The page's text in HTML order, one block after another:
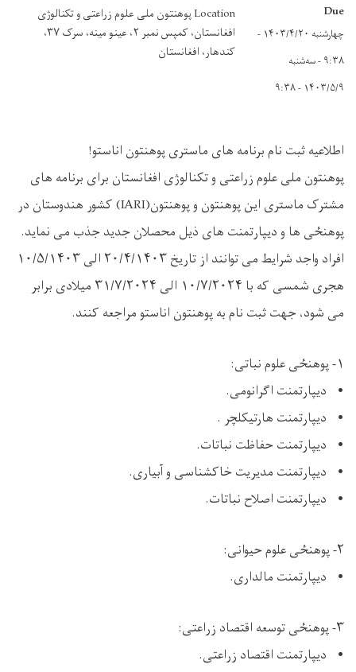
Due
چهارشنبه ۱۴۰۳/۴/۲۰ -
۹:۳۸-سه‌شنبه
۱۴۰۳/۵/۹ - ۹:۳۸
Location پوهنتون ملی علوم زراعتی و تکنالوژی
افغانستان، کمپس نمبر ٢، عینو مینه، سرک ٣٧،
کندهار، افغانستان
اطلاعیه ثبت نام برنامه های ماستری پوهنتون اناستو!
پوهنتون ملی علوم زراعتی و تکنالوژی افغانستان برای برنامه های
مشترک ماستری این پوهنتون و پوهنتون(IARI) کشور هندوستان در
پوهنځی ها و دیپارتمنت های ذیل محصلان جدید جذب می نماید.
افراد واجد شرایط می توانند از تاریخ ۲۰/۴/۱۴۰۳ الی ۱۰/۵/۱۴۰۳
هجری شمسی که با ۱۰/۷/۲۰۲۴ الی ۳۱/۷/۲۰۲۴ میلادی برابر
می شود، جهت ثبت نام به پوهنتون اناستو مراجعه کنند.
۱- پوهنځی علوم نباتی:
• ديپارتمنت اگرانومی.
• ديپارتمنت هارتیکلچر .
• ديپارتمنت حفاظت نباتات.
• ديپارتمنت مدیریت خاکشناسی و آبیاری.
• ديپارتمنت اصلاح نباتات.
۲- پوهنځی علوم حیوانی:
• ديپارتمنت مالداری.
۳- پوهنځی توسعه اقتصاد زراعتی:
• ديپارتمنت اقتصاد زراعتی.